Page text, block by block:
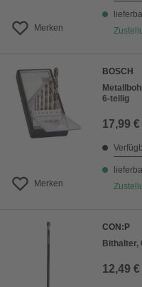
Merken
Merken
BOSCH
6-teilig
17,99 €
CON:P
Bithalter,
12,49 €